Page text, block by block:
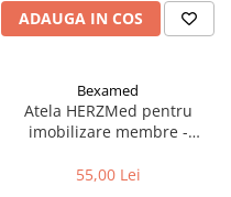
ADAUGA IN COS
Bexamed
Atela HERZMed pentru
imobilizare membre -
radio-transparenta - rola
55,00 Lei